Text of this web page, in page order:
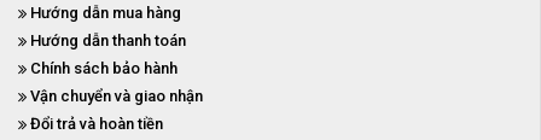
Hướng dẫn mua hàng
Hướng dẫn thanh toán
Chính sách bảo hành
Vận chuyển và giao nhận
Đổi trả và hoàn tiền